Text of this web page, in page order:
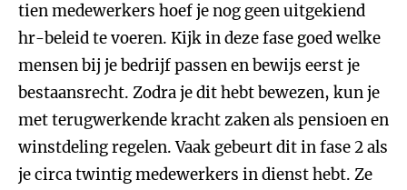
tien medewerkers hoef je nog geen uitgekiend
hr-beleid te voeren. Kijk in deze fase goed welke
mensen bij je bedrijf passen en bewijs eerst je
bestaansrecht. Zodra je dit hebt bewezen, kun je
met terugwerkende kracht zaken als pensioen en
winstdeling regelen. Vaak gebeurt dit in fase 2 als
je circa twintig medewerkers in dienst hebt. Ze